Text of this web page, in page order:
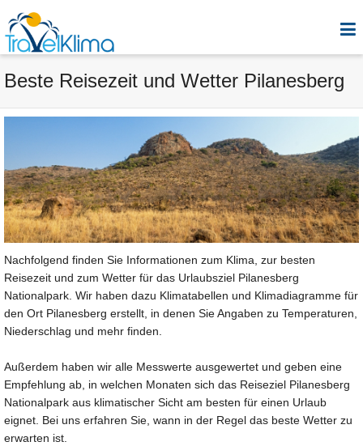
Beste Reisezeit und Wetter Pilanesberg
Nachfolgend finden Sie Informationen zum Klima, zur besten
Reisezeit und zum Wetter für das Urlaubsziel Pilanesberg
Nationalpark. Wir haben dazu Klimatabellen und Klimadiagramme für
den Ort Pilanesberg erstellt, in denen Sie Angaben zu Temperaturen,
Niederschlag und mehr finden.
Außerdem haben wir alle Messwerte ausgewertet und geben eine
Empfehlung ab, in welchen Monaten sich das Reiseziel Pilanesberg
Nationalpark aus klimatischer Sicht am besten für einen Urlaub
eignet. Bei uns erfahren Sie, wann in der Regel das beste Wetter zu
erwarten ist.